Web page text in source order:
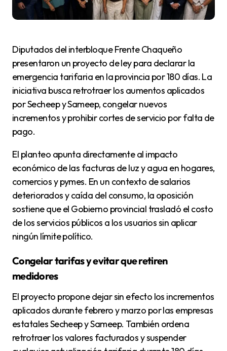
Diputados del interbloque Frente Chaqueño
presentaron un proyecto de ley para declarar la
emergencia tarifaria en la provincia por 180 días. La
iniciativa busca retrotraer los aumentos aplicados
por Secheep y Sameep, congelar nuevos
incrementos y prohibir cortes de servicio por falta de
pago.
El planteo apunta directamente al impacto
económico de las facturas de luz y agua en hogares,
comercios y pymes. En un contexto de salarios
deteriorados y caída del consumo, la oposición
sostiene que el Gobierno provincial trasladó el costo
de los servicios públicos a los usuarios sin aplicar
ningún límite político.
Congelar tarifas y evitar que retiren
medidores
El proyecto propone dejar sin efecto los incrementos
aplicados durante febrero y marzo por las empresas
estatales Secheep y Sameep. También ordena
retrotraer los valores facturados y suspender